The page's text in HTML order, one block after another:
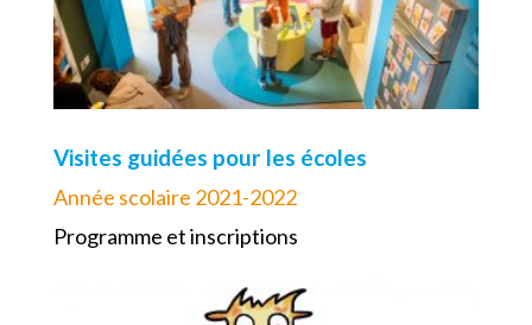
Visites guidées pour les écoles
Année scolaire 2021-2022
Programme et inscriptions